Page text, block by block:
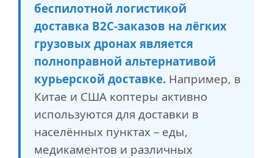
беспилотной логистикой
доставка В2С-заказов на лёгких
грузовых дронах является
полноправной альтернативой
курьерской доставке. Например, в
Китае и США коптеры активно
используются для доставки в
населённых пунктах – еды,
медикаментов и различных